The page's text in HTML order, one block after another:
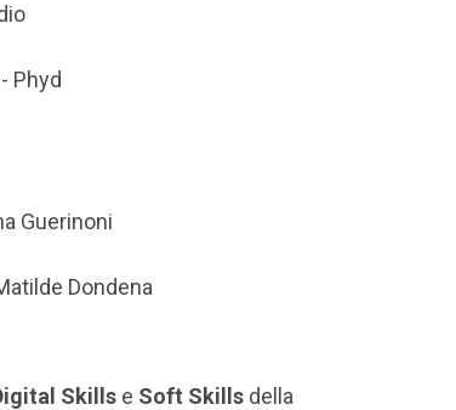
Phyd
Guerinoni
Dondena
Skills e Soft Skills della